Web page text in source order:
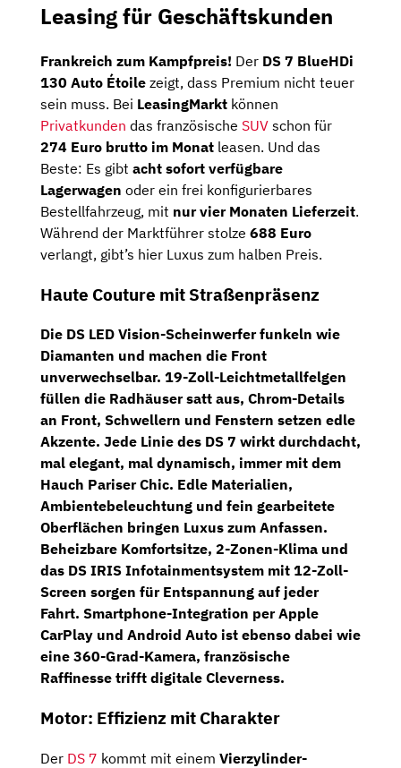
Leasing für Geschäftskunden
Frankreich zum Kampfpreis! Der DS 7 BlueHDi
130 Auto Étoile zeigt, dass Premium nicht teuer
sein muss. Bei LeasingMarkt können
Privatkunden das französische SUV schon für
274 Euro brutto im Monat leasen. Und das
Beste: Es gibt acht sofort verfügbare
Lagerwagen oder ein frei konfigurierbares
Bestellfahrzeug, mit nur vier Monaten Lieferzeit.
Während der Marktführer stolze 688 Euro
verlangt, gibt’s hier Luxus zum halben Preis.
Haute Couture mit Straßenpräsenz
Die DS LED Vision-Scheinwerferfunkeln wie
Diamanten und machen die Front
unverwechselbar. 19-Zoll-Leichtmetallfelgen
füllen die Radhäuser satt aus, Chrom-Details
an Front, Schwellern und Fenstern setzen edle
Akzente. Jede Linie des DS 7 wirkt durchdacht,
mal elegant, mal dynamisch, immer mit dem
Hauch Pariser Chic. Edle Materialien,
Ambientebeleuchtung und fein gearbeitete
Oberflächen bringen Luxus zum Anfassen.
Beheizbare Komfortsitze, 2-Zonen-Klima und
das DS IRIS Infotainmentsystem mit 12-Zoll-
Screen sorgen für Entspannung auf jeder
Fahrt. Smartphone-Integration perApple
CarPlay und Android Auto ist ebenso dabei wie
eine 360-Grad-Kamera, französische
Raffinesse trifft digitale Cleverness.
Motor: Effizienz mit Charakter
Der DS 7 kommt mit einem Vierzylinder-